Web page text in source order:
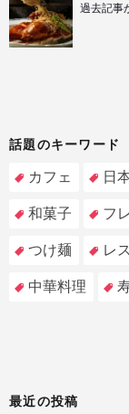
過去記事
話題のキーワード
カフェ 日
和菓子 フ
つけ麺 レ
中華料理
最近の投稿